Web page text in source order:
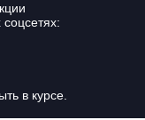
в курсе.